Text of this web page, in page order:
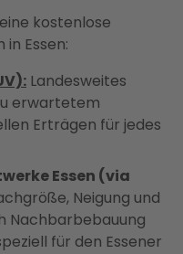
kostenlose
Essen:
Landesweites
erwartetem
Erträgen für jedes
Essen (via
Neigung und
Nachbarbebauung
für den Essener